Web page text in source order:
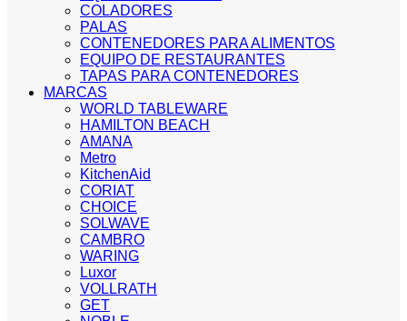
COLADORES
PALAS
CONTENEDORES PARA ALIMENTOS
EQUIPO DE RESTAURANTES
TAPAS PARA CONTENEDORES
MARCAS
WORLD TABLEWARE
HAMILTON BEACH
AMANA
Metro
KitchenAid
CORIAT
CHOICE
SOLWAVE
CAMBRO
WARING
Luxor
VOLLRATH
GET